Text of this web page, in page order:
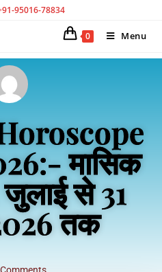
95016-78834
0 Menu
मासिक
से 31
तक